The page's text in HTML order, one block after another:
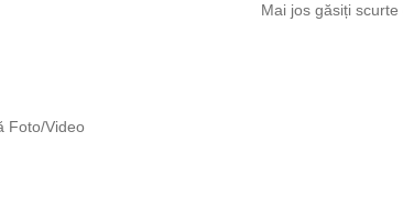
Mai jos găsiți
Foto/Video